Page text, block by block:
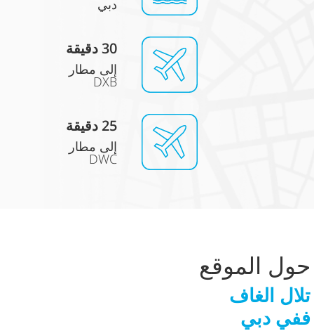
دبي
30 دقيقة
إلى مطار
DXB
25 دقيقة
إلى مطار
DWC
حول الموقع
تلال الغاف
ففي دبي